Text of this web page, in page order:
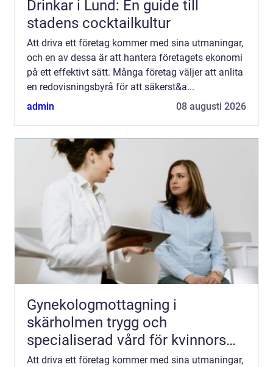
Drinkar i Lund: En guide till
stadens cocktailkultur
Att driva ett företag kommer med sina utmaningar,
och en av dessa är att hantera företagets ekonomi
på ett effektivt sätt. Många företag väljer att anlita
en redovisningsbyrå för att säkerst&a...
admin
08 augusti 2026
Gynekologmottagning i
skärholmen trygg och
specialiserad vård för kvinnors
hälsa
Att driva ett företag kommer med sina utmaningar,